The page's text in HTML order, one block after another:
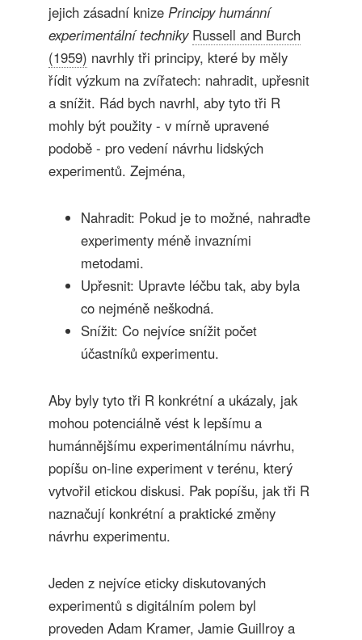
jejich zásadní knize Principy humánní
experimentální techniky Russell and Burch
(1959) navrhly tři principy, které by měly
řídit výzkum na zvířatech: nahradit, upřesnit
a snížit. Rád bych navrhl, aby tyto tři R
mohly být použity - v mírně upravené
podobě - ​​pro vedení návrhu lidských
experimentů. Zejména,
Nahradit: Pokud je to možné, nahraďte
experimenty méně invazními
metodami.
Upřesnit: Upravte léčbu tak, aby byla
co nejméně neškodná.
Snížit: Co nejvíce snížit počet
účastníků experimentu.
Aby byly tyto tři R konkrétní a ukázaly, jak
mohou potenciálně vést k lepšímu a
humánnějšímu experimentálnímu návrhu,
popíšu on-line experiment v terénu, který
vytvořil etickou diskusi. Pak popíšu, jak tři R
naznačují konkrétní a praktické změny
návrhu experimentu.
Jeden z nejvíce eticky diskutovaných
experimentů s digitálním polem byl
proveden Adam Kramer, Jamie Guillroy a